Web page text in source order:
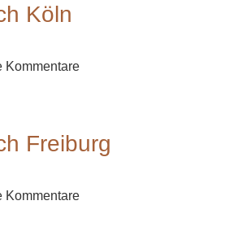
Köln
Kommentare
Freiburg
Kommentare